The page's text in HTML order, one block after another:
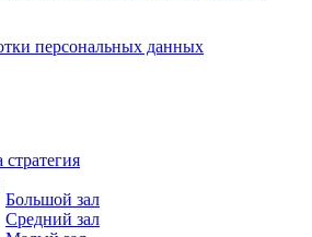
персональных данных
Большой зал
Средний зал